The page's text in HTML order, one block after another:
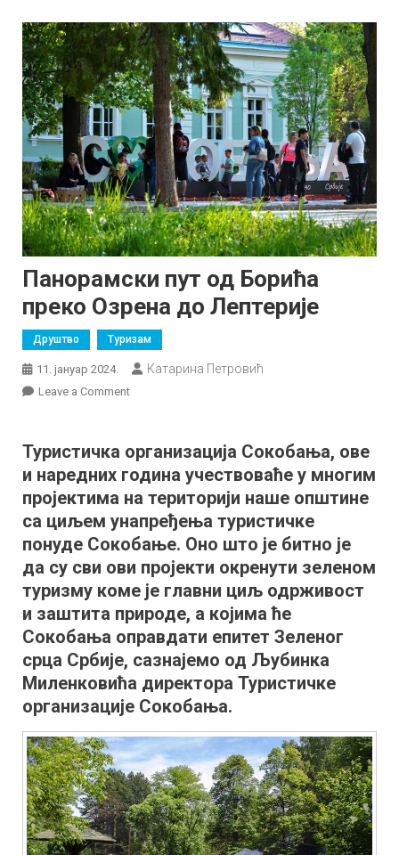
Панорамски пут од Борића
преко Озрена до Лептерије
Друштво Туризам
11. јануар 2024. Катарина Петровић
Leave a Commenton
од
Борића
преко
Озрена
до
Лептерије
Туристичка организација Сокобања, ове
и наредних година учествоваће у многим
пројектима на територији наше општине
са циљем унапређења туристичке
понуде Сокобање. Оно што је битно је
да су сви ови пројекти окренути зеленом
туризму коме је главни циљ одрживост
и заштита природе, а којима ће
Сокобања оправдати епитет Зеленог
срца Србије, сазнајемо од Љубинка
Миленковића директора Туристичке
организације Сокобања.